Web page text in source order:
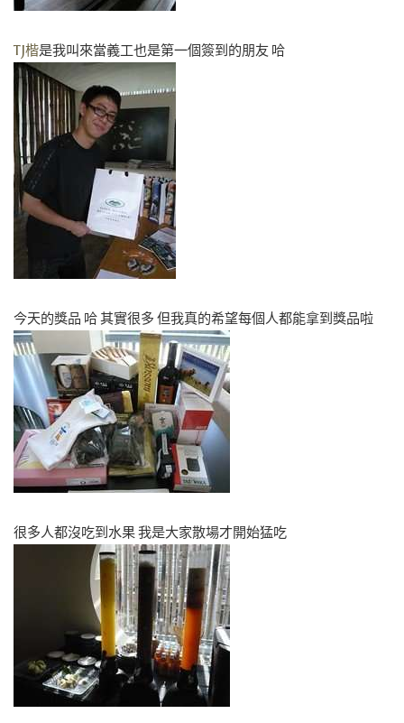
TJ楷是我叫來當義工也是第一個簽到的朋友 哈
今天的獎品 哈 其實很多 但我真的希望每個人都能拿到獎品啦
很多人都沒吃到水果 我是大家散場才開始猛吃